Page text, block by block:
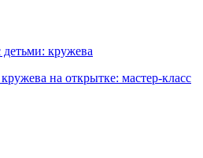
детьми: кружева
на открытке: мастер-класс